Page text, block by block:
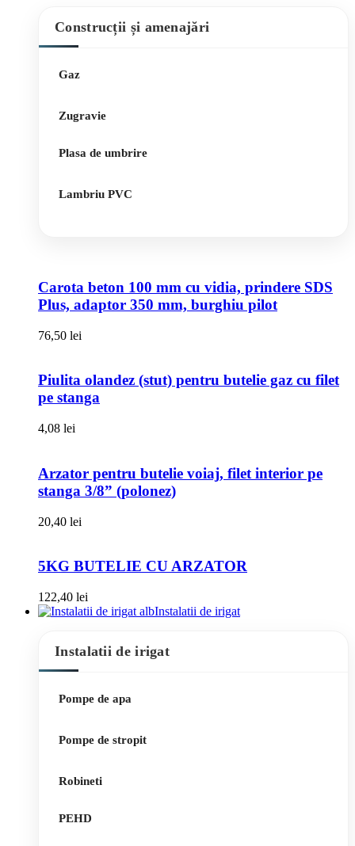
Construcții și amenajări
Gaz
Zugravie
Plasa de umbrire
Lambriu PVC
Carota beton 100 mm cu vidia, prindere SDS
Plus, adaptor 350 mm, burghiu pilot
76,50 lei
Piulita olandez (stut) pentru butelie gaz cu filet
pe stanga
4,08 lei
Arzator pentru butelie voiaj, filet interior pe
stanga 3/8” (polonez)
20,40 lei
5KG BUTELIE CU ARZATOR
122,40 lei
Instalatii de irigat
Instalatii de irigat
Pompe de apa
Pompe de stropit
Robineti
PEHD